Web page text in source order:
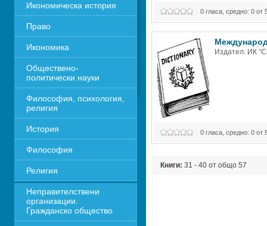
Икономическа история
Право
Икономика
Обществено-
политически науки
Философия, психология,
религия
История
Философия
Религия
Неправителствени
организации.
Гражданско общество
енциклопедия предлага на
мислене достоверен
0 гласа, средно: 0 от
Издател: ИК
0 гласа, средно: 0 от
Книги: 31 - 40 от общо 57